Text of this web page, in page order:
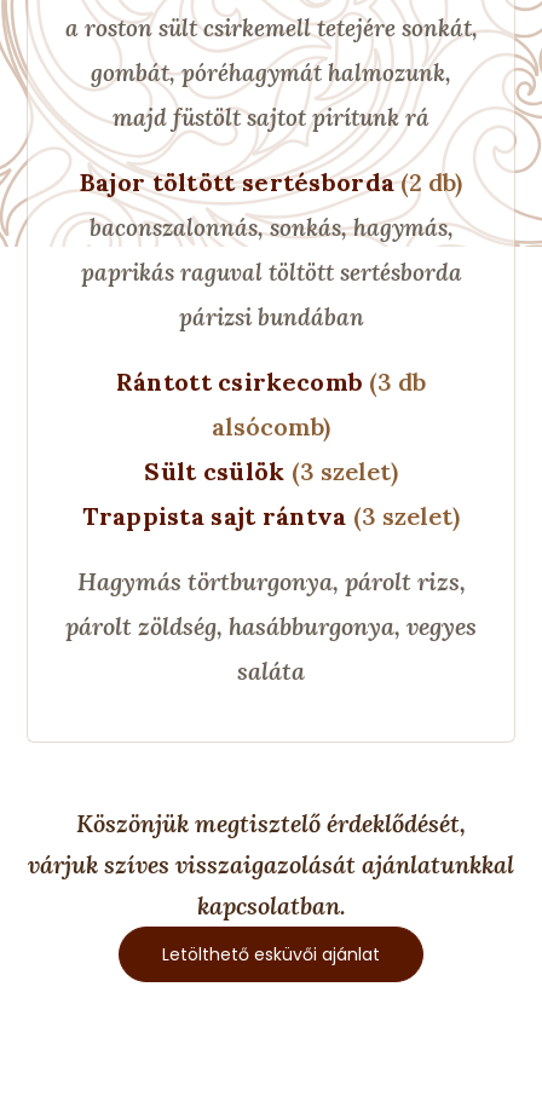
a roston sült csirkemell tetejére sonkát,
gombát, póréhagymát halmozunk,
majd füstölt sajtot pirítunk rá
Bajor töltött sertésborda (2 db)
baconszalonnás, sonkás, hagymás,
paprikás raguval töltött sertésborda
párizsi bundában
Rántott csirkecomb (3 db
alsócomb)
Sült csülök (3 szelet)
Trappista sajt rántva (3 szelet)
Hagymás törtburgonya, párolt rizs,
párolt zöldség, hasábburgonya, vegyes
saláta
Köszönjük megtisztelő érdeklődését,
várjuk szíves visszaigazolását ajánlatunkkal
kapcsolatban.
Letölthető esküvői ajánlat